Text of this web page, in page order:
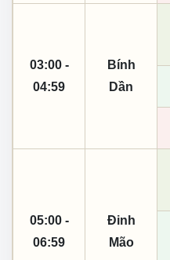
03:00 -
04:59
Bính
Dần
05:00 -
06:59
Đinh
Mão